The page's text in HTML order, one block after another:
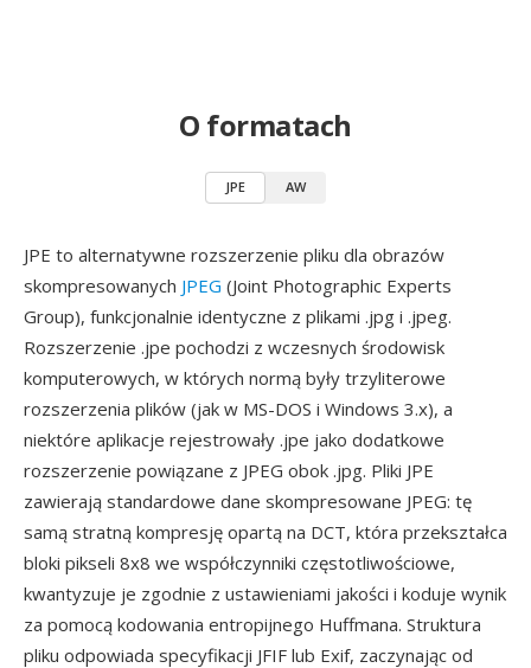
O formatach
JPE AW
JPE to alternatywne rozszerzenie pliku dla obrazów
skompresowanych JPEG (Joint Photographic Experts
Group), funkcjonalnie identyczne z plikami .jpg i .jpeg.
Rozszerzenie .jpe pochodzi z wczesnych środowisk
komputerowych, w których normą były trzyliterowe
rozszerzenia plików (jak w MS-DOS i Windows 3.x), a
niektóre aplikacje rejestrowały .jpe jako dodatkowe
rozszerzenie powiązane z JPEG obok .jpg. Pliki JPE
zawierają standardowe dane skompresowane JPEG: tę
samą stratną kompresję opartą na DCT, która przekształca
bloki pikseli 8x8 we współczynniki częstotliwościowe,
kwantyzuje je zgodnie z ustawieniami jakości i koduje wynik
za pomocą kodowania entropijnego Huffmana. Struktura
pliku odpowiada specyfikacji JFIF lub Exif, zaczynając od